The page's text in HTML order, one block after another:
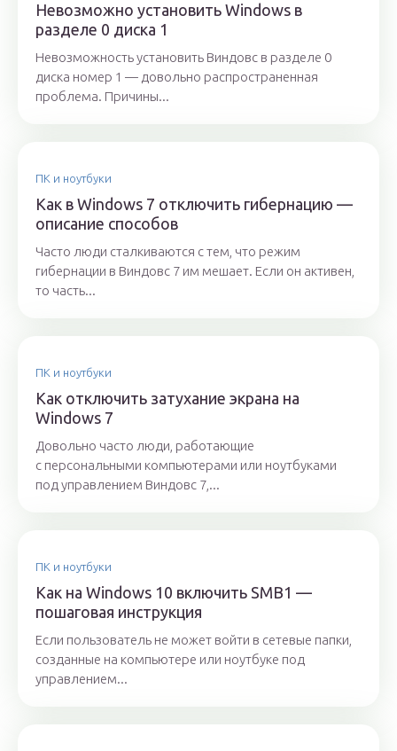
Невозможно установить Windows в
разделе 0 диска 1
Невозможность установить Виндовс в разделе 0
диска номер 1 — довольно распространенная
проблема. Причины...
ПК и ноутбуки
Как в Windows 7 отключить гибернацию —
описание способов
Часто люди сталкиваются с тем, что режим
гибернации в Виндовс 7 им мешает. Если он активен,
то часть...
ПК и ноутбуки
Как отключить затухание экрана на
Windows 7
Довольно часто люди, работающие
с персональными компьютерами или ноутбуками
под управлением Виндовс 7,...
ПК и ноутбуки
Как на Windows 10 включить SMB1 —
пошаговая инструкция
Если пользователь не может войти в сетевые папки,
созданные на компьютере или ноутбуке под
управлением...